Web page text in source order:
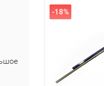
-18%